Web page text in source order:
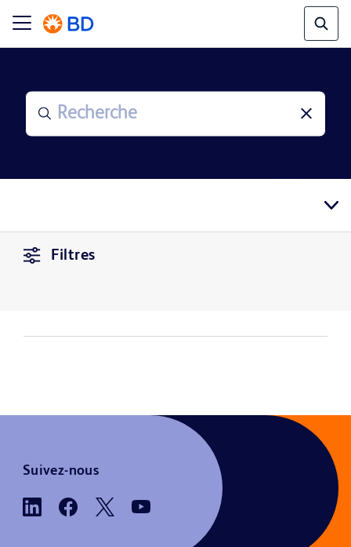
Filtres
Suivez-nous